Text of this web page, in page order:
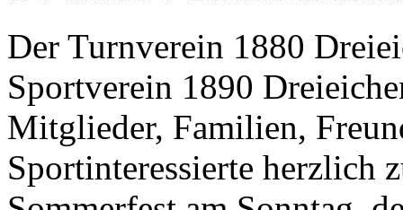
Der Turnverein 1880
Sportverein 1890
Mitglieder, Familien,
Sportinteressierte herzlich